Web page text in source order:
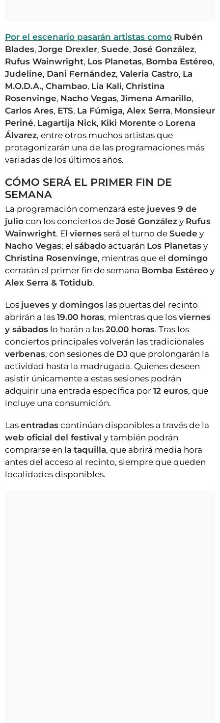
Por el escenario pasarán artistas como Rubén
Blades, Jorge Drexler, Suede, José González,
Rufus Wainwright, Los Planetas, Bomba Estéreo,
Judeline, Dani Fernández, Valeria Castro, La
M.O.D.A., Chambao, Lia Kali, Christina
Rosenvinge, Nacho Vegas, Jimena Amarillo,
Carlos Ares, ETS, La Fúmiga, Alex Serra, Monsieur
Periné, Lagartija Nick, Kiki Morente o Lorena
Álvarez, entre otros muchos artistas que
protagonizarán una de las programaciones más
variadas de los últimos años.
CÓMO SERÁ EL PRIMER FIN DE
SEMANA
La programación comenzará este jueves 9 de
julio con los conciertos de José González y Rufus
Wainwright. El viernes será el turno de Suede y
Nacho Vegas; el sábado actuarán Los Planetas y
Christina Rosenvinge, mientras que el domingo
cerrarán el primer fin de semana Bomba Estéreo y
Alex Serra & Totidub.
Los jueves y domingos las puertas del recinto
abrirán a las 19.00 horas, mientras que los viernes
y sábados lo harán a las 20.00 horas. Tras los
conciertos principales volverán las tradicionales
verbenas, con sesiones de DJ que prolongarán la
actividad hasta la madrugada. Quienes deseen
asistir únicamente a estas sesiones podrán
adquirir una entrada específica por 12 euros, que
incluye una consumición.
Las entradas continúan disponibles a través de la
web oficial del festival y también podrán
comprarse en la taquilla, que abrirá media hora
antes del acceso al recinto, siempre que queden
localidades disponibles.